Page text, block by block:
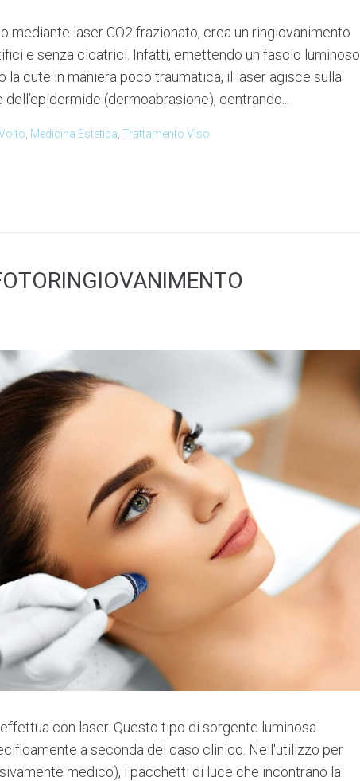
mediante laser CO2 frazionato, crea un ringiovanimento
e senza cicatrici. Infatti, emettendo un fascio luminoso
cute in maniera poco traumatica, il laser agisce sulla
(dermoabrasione), centrando...
Medicina Estetica Trattamento Viso
con laser. Questo tipo di sorgente luminosa
a seconda del caso clinico. Nell'utilizzo per
medico), i pacchetti di luce che incontrano la